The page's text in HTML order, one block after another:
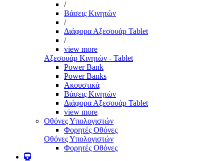
/
Βάσεις Κινητών
/
Διάφορα Αξεσουάρ Tablet
/
view more
Αξεσουάρ Κινητών - Tablet
Power Bank
Power Banks
Ακουστικά
Βάσεις Κινητών
Διάφορα Αξεσουάρ Tablet
view more
Οθόνες Υπολογιστών
Φορητές Οθόνες
Οθόνες Υπολογιστών
Φορητές Οθόνες